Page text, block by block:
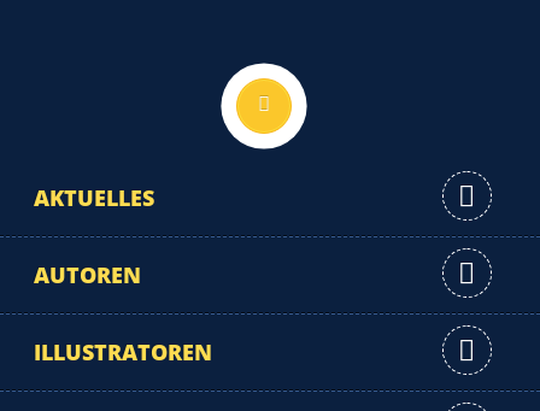
AKTUELLES
AUTOREN
ILLUSTRATOREN